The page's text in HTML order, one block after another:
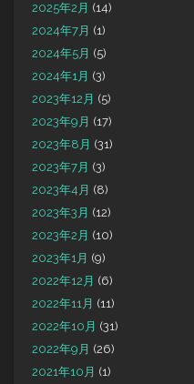
2025年2月 (14)
2024年7月 (1)
2024年5月 (5)
2024年1月 (3)
2023年12月 (5)
2023年9月 (17)
2023年8月 (31)
2023年7月 (3)
2023年4月 (8)
2023年3月 (12)
2023年2月 (10)
2023年1月 (9)
2022年12月 (6)
2022年11月 (11)
2022年10月 (31)
2022年9月 (26)
2021年10月 (1)